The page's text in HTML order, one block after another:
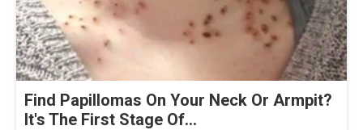
Find Papillomas On Your Neck Or Armpit?
It's The First Stage Of...